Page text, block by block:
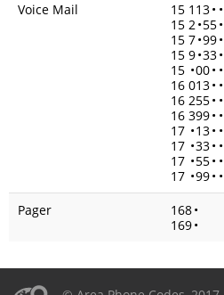
Voice Mail
15 113• •
15 2•55•
15 7•99•
15 9•33•
15 •00• •
16 013• •
16 255• •
16 399• •
17 •13• •
17 •33• •
17 •55• •
17 •99• •
Pager
168•
169•